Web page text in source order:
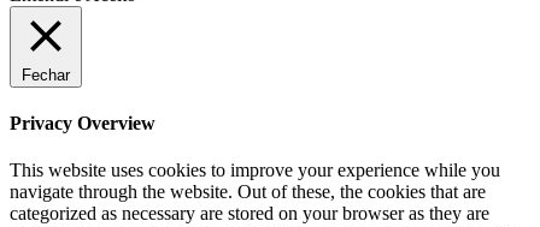
Fechar
Privacy Overview
This website uses cookies to improve your experience while you
navigate through the website. Out of these, the cookies that are
categorized as necessary are stored on your browser as they are